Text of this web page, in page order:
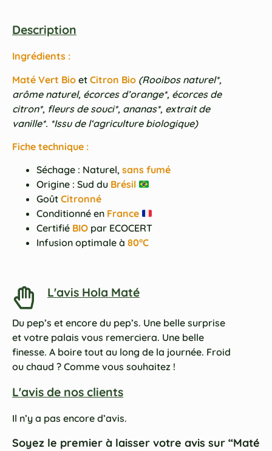
Description
Ingrédients :
Maté Vert Bio et Citron Bio (Rooibos naturel*,
arôme naturel, écorces d’orange*, écorces de
citron*, fleurs de souci*, ananas*, extrait de
vanille*. *Issu de l‘agriculture biologique)
Fiche technique :
Séchage : Naturel, sans fumé
Origine : Sud du Brésil
Goût Citronné
Conditionné en France
Certifié BIO par ECOCERT
Infusion optimale à 80°C
L'avis Hola Maté
Du pep’s et encore du pep’s. Une belle surprise
et votre palais vous remerciera. Une belle
finesse. A boire tout au long de la journée. Froid
ou chaud ? Comme vous souhaitez !
L'avis de nos clients
Il n’y a pas encore d’avis.
Soyez le premier à laisser votre avis sur “Maté